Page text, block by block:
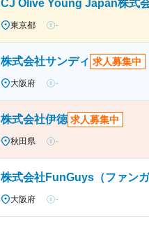
CJ Olive Young Japan株式
東京都 -
株式会社サンディ 求人募集中
大阪府 -
株式会社伊徳 求人募集中
秋田県 -
株式会社FunGuys（ファンガ
大阪府 -